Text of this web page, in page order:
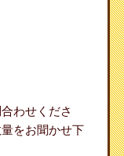
わせくださ
をお聞かせ下